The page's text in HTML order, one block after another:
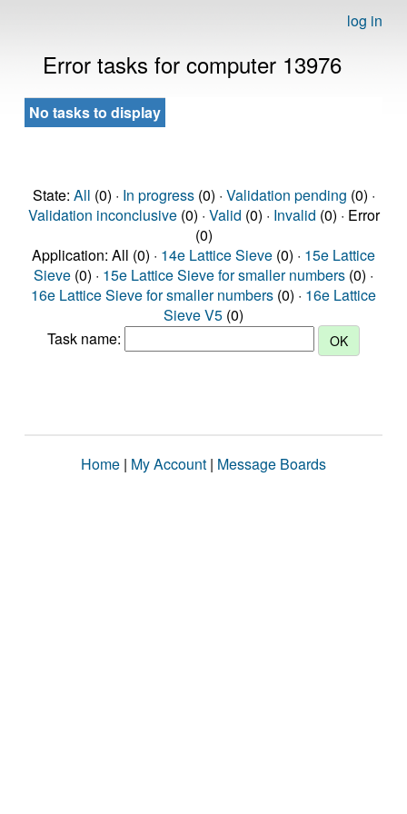
log in
Error tasks for computer 13976
No tasks to display
State: All (0) · In progress(0) · Validation pending (0) ·
Validation inconclusive(0) · Valid (0) · Invalid (0) · Error
(0)
Application: All (0) · 14e Lattice Sieve (0) · 15e Lattice
Sieve (0) · 15e Lattice Sieve for smaller numbers (0) ·
16e Lattice Sieve for smaller numbers (0) · 16e Lattice
Sieve V5 (0)
Task name:
Home | My Account | Message Boards